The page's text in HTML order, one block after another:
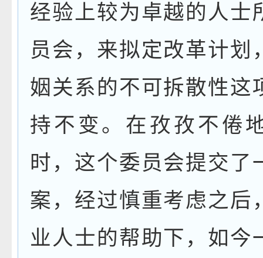
经验上较为卓越的人士
员会，来拟定改革计划
姻关系的不可拆散性这
持不变。在孜孜不倦
时，这个委员会提交了
案，经过慎重考虑之后
业人士的帮助下，如今